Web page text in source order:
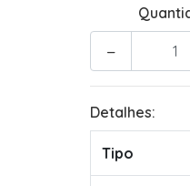
-
Detalhes:
Tipo